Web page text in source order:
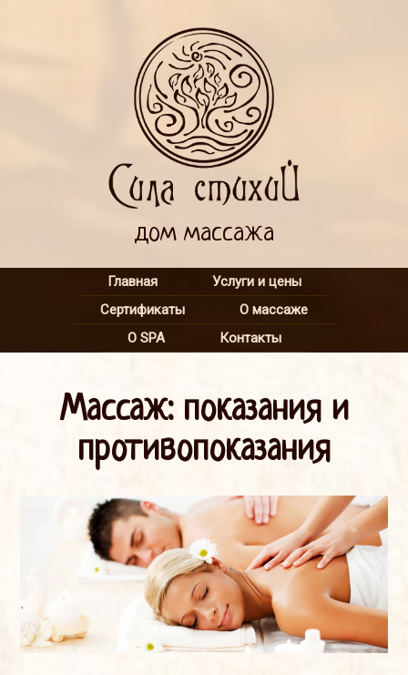
дом массажа
Главная
Услуги и цены
Сертификаты
О массаже
О SPA
Контакты
Массаж: показания и
противопоказания